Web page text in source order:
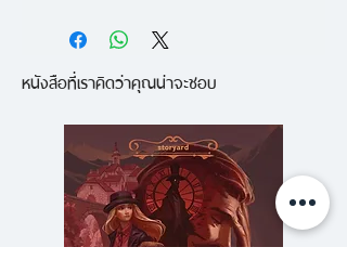
มาคัดสรรและรวบรวมเอาไว้ ณ ที่นี้
ทำให้คุณได้เห็นมุมที่แตกต่าง มุมที่น่า
ฉงนของมนุษย์ ซึ่งมิใช่เรื่องลึกลับ
แต่เป็นสิ่งที่เราเห็นอยู่ทั่วไป อยู่ที่เรา
จะถกคิดและมองสิ่งเหล่านี้ไปใน
ทิศทางใด
- นายไปรษณีย์เเห่งอุลาปุระ
- นางจิ้งจอกเเห่งซาร์ดิเนีย
- ลิลลี่ที่รัก ชีวิตเเละการตายของเน
บูชาดเนซซาร์สัน
- ราชินีเเห่งชีบา
- พิศวาสในฝัน
หนังสือที่เราคิดว่าคุณน่าจะชอบ